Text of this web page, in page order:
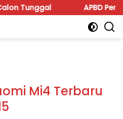
APBD Perubahan
Mi4 Terbaru